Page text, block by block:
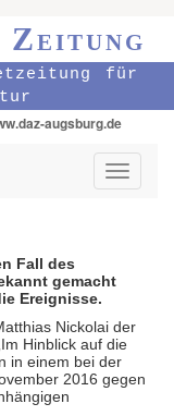
für
augsburg.de
Toggle
Fall des
gemacht
Ereignisse.
Nickolai der
Hinblick auf die
in einem bei der
2016 gegen